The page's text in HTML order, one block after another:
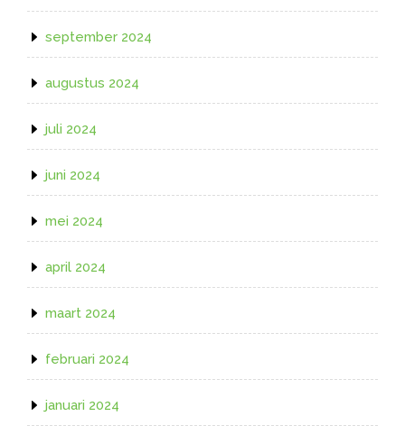
september 2024
augustus 2024
juli 2024
juni 2024
mei 2024
april 2024
maart 2024
februari 2024
januari 2024